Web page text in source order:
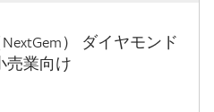
） ダイヤモンド
売業向け